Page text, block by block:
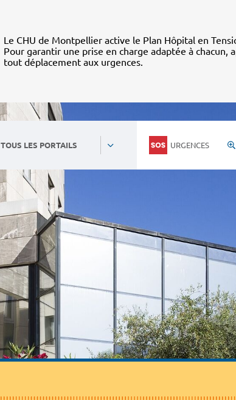
Le CHU de Montpellier active le Plan Hôpital en
Pour garantir une prise en charge adaptée à chacun,
tout déplacement aux urgences.
TOUS LES PORTAILS URGENCES